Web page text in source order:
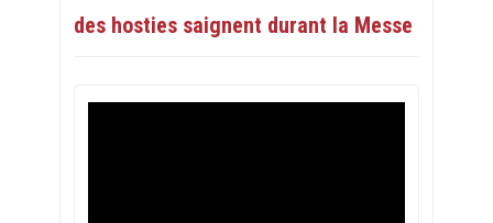
des hosties saignent durant la Messe